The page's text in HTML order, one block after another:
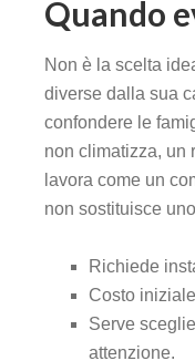
Quando
Non è la scelta
diverse dalla sua
confondere le
non climatizza, un
lavora come un
non sostituisce
Richiede
Costo
Serve
attenzione.